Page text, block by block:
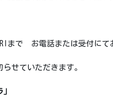
まで お電話または受付にて
せていただきます。